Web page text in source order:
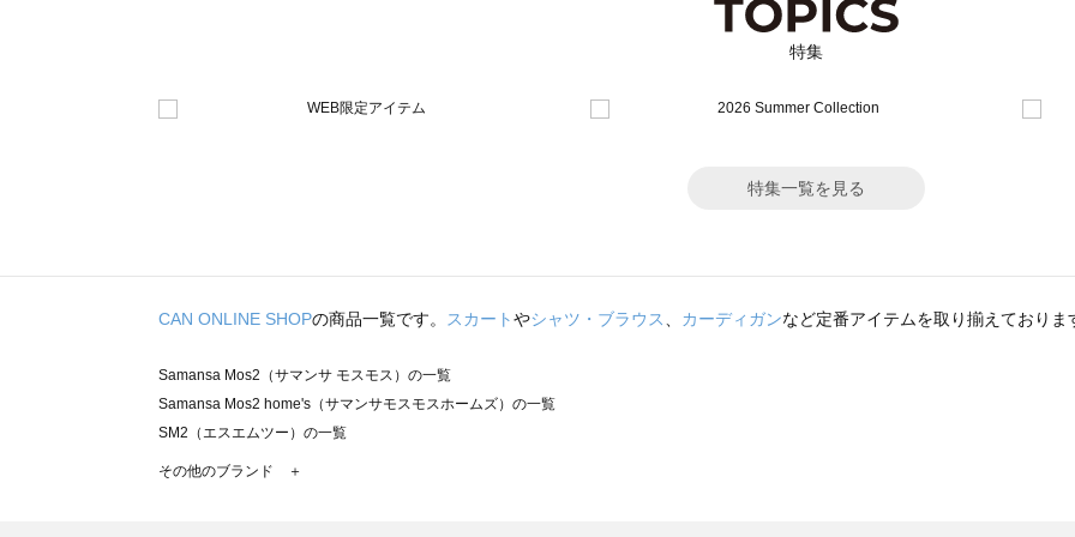
特集
特集一覧を見る
CAN ONLINE SHOPの商品一覧です。 スカートやシャツ・ブラウス、 カーディガンなど定番アイテムを取り揃えておりま
Samansa Mos2（サマンサ モスモス）の一覧
Samansa Mos2 home's（サマンサモスモスホームズ）の一覧
SM2（エスエムツー）の一覧
TSUHARU by Samansa Mos2（ツハルバイサマンサモスモス）の一覧
その他のブランド ＋